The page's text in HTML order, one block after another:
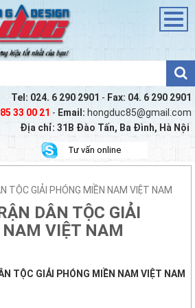
Tel: 024. 6 290 2901 - Fax: 04. 6 290 2901
33 00 21 - Email: hongduc85@gmail.com
Địa chỉ: 31B Đào Tấn, Ba Đình, Hà Nội
Tư vấn online
TỘC GIẢI PHÓNG MIỀN NAM VIỆT NAM
DÂN TỘC GIẢI
VIỆT NAM
TỘC GIẢI PHÓNG MIỀN NAM VIỆT NAM